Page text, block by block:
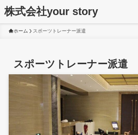
株式会社your story
ホーム スポーツトレーナー派遣
スポーツトレーナー派遣